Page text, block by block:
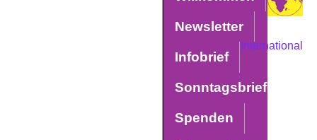
International
Newsletter
Infobrief
Sonntagsbriefe
Spenden